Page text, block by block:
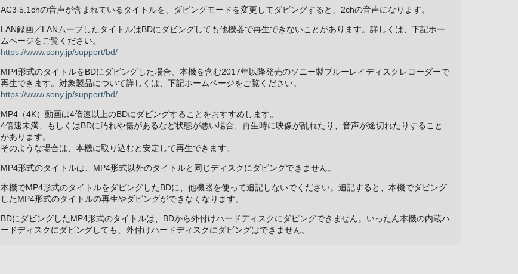
AC3 5.1chの音声が含まれているタイトルを、ダビングモードを変更してダビングすると、2chの音声になります。
LAN録画／LANムーブしたタイトルはBDにダビングしても他機器で再生できないことがあります。詳しくは、下記ホー
ムページをご覧ください。
https://www.sony.jp/support/bd/
MP4形式のタイトルをBDにダビングした場合、本機を含む2017年以降発売のソニー製ブルーレイディスクレコーダーで
再生できます。対象製品について詳しくは、下記ホームページをご覧ください。
https://www.sony.jp/support/bd/
MP4（4K）動画は4倍速以上のBDにダビングすることをおすすめします。
4倍速未満、もしくはBDに汚れや傷があるなど状態が悪い場合、再生時に映像が乱れたり、音声が途切れたりすること
があります。
そのような場合は、本機に取り込むと安定して再生できます。
MP4形式のタイトルは、MP4形式以外のタイトルと同じディスクにダビングできません。
本機でMP4形式のタイトルをダビングしたBDに、他機器を使って追記しないでください。追記すると、本機でダビング
したMP4形式のタイトルの再生やダビングができなくなります。
BDにダビングしたMP4形式のタイトルは、BDから外付けハードディスクにダビングできません。いったん本機の内蔵ハ
ードディスクにダビングしても、外付けハードディスクにダビングはできません。